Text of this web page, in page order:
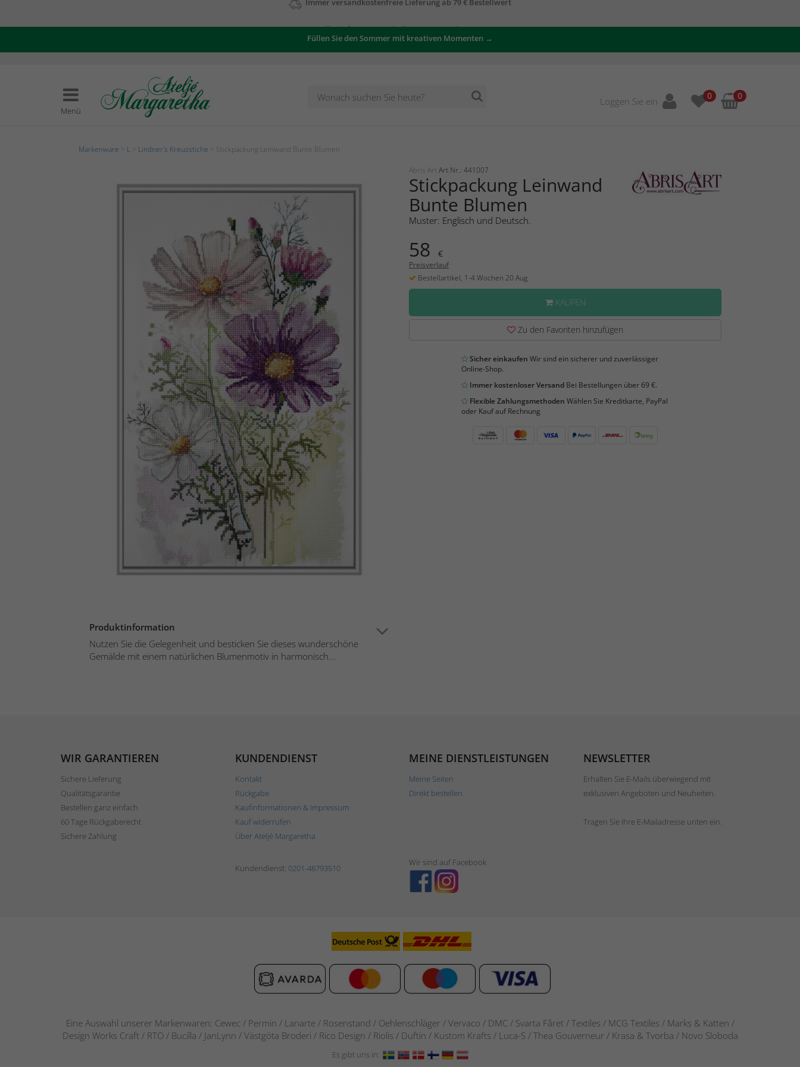
Füllen Sie den Sommer mit kreativen Momenten →
Menü
Loggen Sie ein 0 0
Markenware L Lindner's Kreuzstiche > Stickpackung Leinwand Bunte Blumen
Produktinformation
Nutzen Sie die Gelegenheit und besticken Sie dieses wunderschöne
Gemälde mit einem natürlichen Blumenmotiv in harmonisch...
Abris Art Art.Nr.: 441007
Stickpackung Leinwand
Bunte Blumen
Muster: Englisch und Deutsch.
58 €
Preisverlauf
Bestellartikel, 1-4 Wochen 20 Aug
KAUFEN
Zu den Favoriten hinzufügen
Sicher einkaufen Wir sind ein sicherer und zuverlässiger
Online-Shop.
Immer kostenloser VersandBei Bestellungen über 69 €.
Flexible Zahlungsmethoden Wählen Sie Kreditkarte, PayPal
oder Kauf auf Rechnung
WIR GARANTIEREN
Sichere Lieferung
Qualitätsgarantie
Bestellen ganz einfach
60 Tage Rückgaberecht
Sichere Zahlung
KUNDENDIENST
Kontakt
Rückgabe
Kaufinformationen & Impressum
Kauf widerrufen
Über Ateljé Margaretha
MEINE DIENSTLEISTUNGEN
Meine Seiten
Direkt bestellen
NEWSLETTER
Erhalten Sie E-Mails überwiegend mit
exklusiven Angeboten und Neuheiten.
Tragen Sie Ihre E-Mailadresse unten ein.
Kundendienst: 0201-48793510
Wir sind auf Facebook
Eine Auswahl unserer Markenwaren: Cewec / Permin / Lanarte / Rosenstand / Oehlenschläger / Vervaco / DMC / Svarta Fåret / Textiles / MCG Textiles / Marks & Katten /
Design Works Craft / RTO / Bucilla / JanLynn / Västgöta Broderi / Rico Design / Riolis / Duftin / Kustom Krafts / Luca-S / Thea Gouverneur / Krasa & Tvorba / Novo Sloboda
Es gibt uns in: